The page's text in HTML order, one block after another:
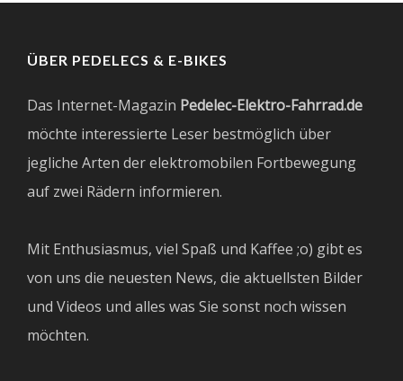
ÜBER PEDELECS & E-BIKES
Das Internet-Magazin Pedelec-Elektro-Fahrrad.de
möchte interessierte Leser bestmöglich über
jegliche Arten der elektromobilen Fortbewegung
auf zwei Rädern informieren.
Mit Enthusiasmus, viel Spaß und Kaffee ;o) gibt es
von uns die neuesten News, die aktuellsten Bilder
und Videos und alles was Sie sonst noch wissen
möchten.